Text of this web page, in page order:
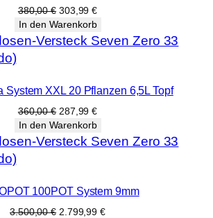
380,00€ Ursprünglicher
Preis
war:
380,00 €
303,99€Aktueller
Preis
ist:
303,99 €.
In den Warenkorb
System XXL 20 Pflanzen 6,5L Topf
360,00€ Ursprünglicher
Preis
war:
360,00 €
287,99€Aktueller
Preis
ist:
287,99 €.
In den Warenkorb
100POT System 9mm
3.500,00€ Ursprünglicher
2.799,99€Aktueller